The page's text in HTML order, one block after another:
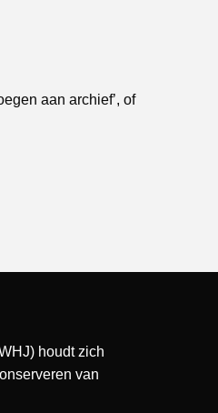
aan archief’, of
houdt zich
van